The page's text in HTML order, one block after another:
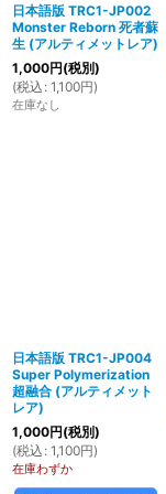
日本語版 TRC1-JP002
Monster Reborn 死者蘇
生 (アルティメットレア)
1,000円(税別)
(税込 : 1,100円)
在庫なし
日本語版 TRC1-JP004
Super Polymerization
超融合 (アルティメット
レア)
1,000円(税別)
(税込 : 1,100円)
在庫わずか